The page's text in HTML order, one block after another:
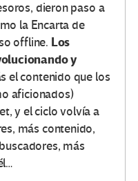
dieron paso a
la Encarta de
offline. Los
y
el contenido que los
aficionados)
y el ciclo volvía a
más contenido,
más